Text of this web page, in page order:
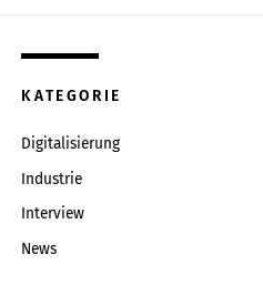
KATEGORIE
Digitalisierung
Industrie
Interview
News